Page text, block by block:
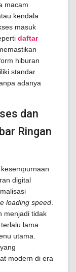
macam
kendala
masuk
daftar
hiburan
standar
adanya
dan
Ringan
digital
loading speed
menjadi tidak
lama
utama.
modern di era